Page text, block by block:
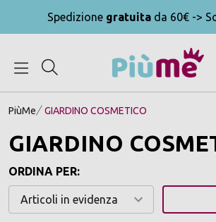
Spedizione gratuita da 60€ ->
PiùMe GIARDINO COSMETICO
GIARDINO
ORDINA PER: